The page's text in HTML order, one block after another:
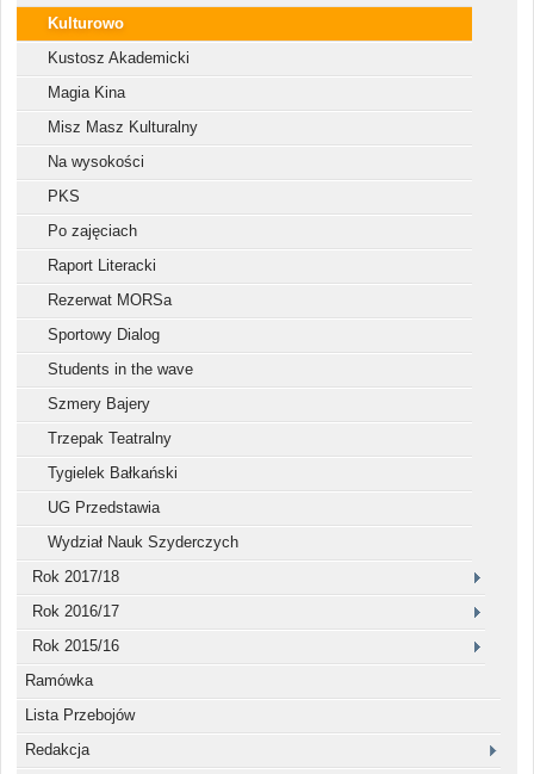
Kulturowo
Kustosz Akademicki
Magia Kina
Misz Masz Kulturalny
Na wysokości
PKS
Po zajęciach
Raport Literacki
Rezerwat MORSa
Sportowy Dialog
Students in the wave
Szmery Bajery
Trzepak Teatralny
Tygielek Bałkański
UG Przedstawia
Wydział Nauk Szyderczych
Rok 2017/18
Rok 2016/17
Rok 2015/16
Ramówka
Lista Przebojów
Redakcja